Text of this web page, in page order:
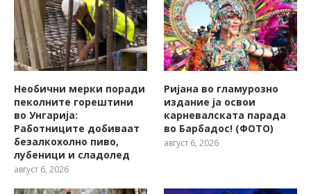
Необични мерки поради
пеколните горештини
во Унгарија:
Работниците добиваат
безалкохолно пиво,
лубеници и сладолед
август 6, 2026
Ријана во гламурозно
издание ја освои
карневалската парада
во Барбадос! (ФОТО)
август 6, 2026